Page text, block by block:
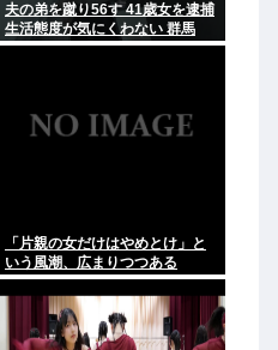
夫の弟を蹴り56す 41歳女を逮捕
生活態度が気にくわない 群馬
「片親の女だけはやめとけ」と
いう風潮、広まりつつある